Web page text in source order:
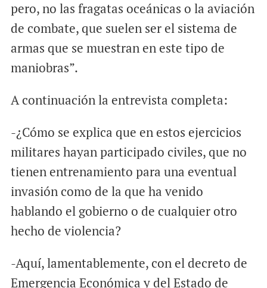
pero, no las fragatas oceánicas o la aviación
de combate, que suelen ser el sistema de
armas que se muestran en este tipo de
maniobras”.
A continuación la entrevista completa:
-¿Cómo se explica que en estos ejercicios
militares hayan participado civiles, que no
tienen entrenamiento para una eventual
invasión como de la que ha venido
hablando el gobierno o de cualquier otro
hecho de violencia?
-Aquí, lamentablemente, con el decreto de
Emergencia Económica y del Estado de